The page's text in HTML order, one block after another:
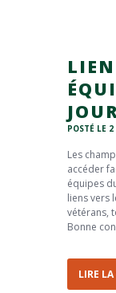
POSTÉ LE 2
Les
accéder
équipes
liens vers
vétérans,
Bonne
LIRE